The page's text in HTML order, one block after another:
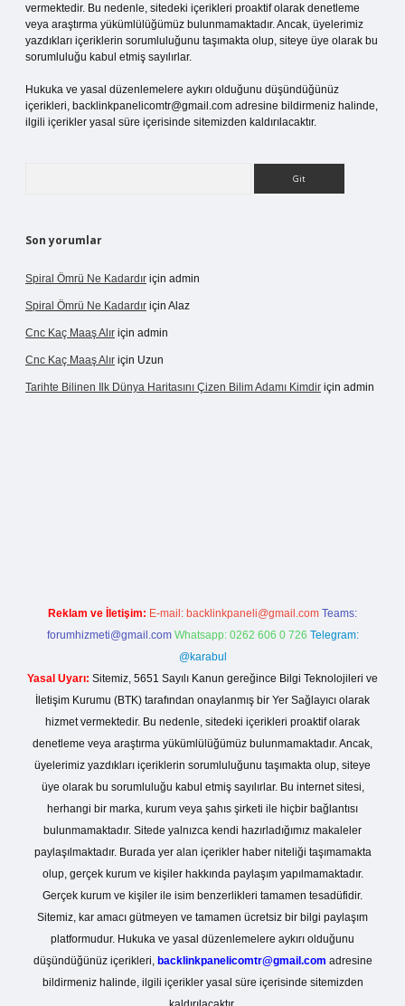
vermektedir. Bu nedenle, sitedeki içerikleri proaktif olarak denetleme
veya araştırma yükümlülüğümüz bulunmamaktadır. Ancak, üyelerimiz
yazdıkları içeriklerin sorumluluğunu taşımakta olup, siteye üye olarak bu
sorumluluğu kabul etmiş sayılırlar.
Hukuka ve yasal düzenlemelere aykırı olduğunu düşündüğünüz
içerikleri, backlinkpanelicomtr@gmail.com adresine bildirmeniz halinde,
ilgili içerikler yasal süre içerisinde sitemizden kaldırılacaktır.
Son yorumlar
Spiral Ömrü Ne Kadardır için admin
Spiral Ömrü Ne Kadardır için Alaz
Cnc Kaç Maaş Alır için admin
Cnc Kaç Maaş Alır için Uzun
Tarihte Bilinen Ilk Dünya Haritasını Çizen Bilim Adamı Kimdir için admin
Reklam ve İletişim: E-mail: backlinkpaneli@gmail.com Teams:
forumhizmeti@gmail.com Whatsapp: 0262 606 0 726 Telegram:
@karabul
Yasal Uyarı: Sitemiz, 5651 Sayılı Kanun gereğince Bilgi Teknolojileri ve
İletişim Kurumu (BTK) tarafından onaylanmış bir Yer Sağlayıcı olarak
hizmet vermektedir. Bu nedenle, sitedeki içerikleri proaktif olarak
denetleme veya araştırma yükümlülüğümüz bulunmamaktadır. Ancak,
üyelerimiz yazdıkları içeriklerin sorumluluğunu taşımakta olup, siteye
üye olarak bu sorumluluğu kabul etmiş sayılırlar. Bu internet sitesi,
herhangi bir marka, kurum veya şahıs şirketi ile hiçbir bağlantısı
bulunmamaktadır. Sitede yalnızca kendi hazırladığımız makaleler
paylaşılmaktadır. Burada yer alan içerikler haber niteliği taşımamakta
olup, gerçek kurum ve kişiler hakkında paylaşım yapılmamaktadır.
Gerçek kurum ve kişiler ile isim benzerlikleri tamamen tesadüfidir.
Sitemiz, kar amacı gütmeyen ve tamamen ücretsiz bir bilgi paylaşım
platformudur. Hukuka ve yasal düzenlemelere aykırı olduğunu
düşündüğünüz içerikleri, backlinkpanelicomtr@gmail.com adresine
bildirmeniz halinde, ilgili içerikler yasal süre içerisinde sitemizden